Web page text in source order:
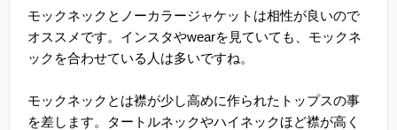
モックネックとノーカラージャケットは相性が良いので
オススメです。インスタやwearを見ていても、モックネ
ックを合わせている人は多いですね。
モックネックとは襟が少し高めに作られたトップスの事
を差します。タートルネックやハイネックほど襟が高く